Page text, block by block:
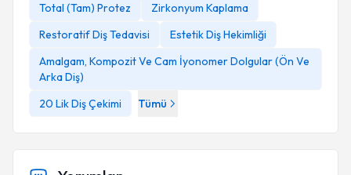
Total (Tam) Protez
Zirkonyum Kaplama
Restoratif Diş Tedavisi
Estetik Diş Hekimliği
Amalgam, Kompozit Ve Cam İyonomer Dolgular (Ön Ve
Arka Diş)
20 Lik Diş Çekimi
Tümü